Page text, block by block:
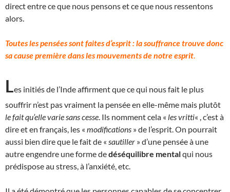
direct entre ce que nous pensons et ce que nous ressentons
alors.
Toutes les pensées sont faites d’esprit : la souffrance trouve donc
sa cause première dans les mouvements de notre esprit
Les initiés de l’Inde affirment que ce qui nous fait le plus
souffrir n’est pas vraiment la pensée en elle-même mais plutôt
le fait qu’elle varie sans cesse . Ils nomment cela « les vritti« , c’est à
dire et en français, les « modifications » de l’esprit. On pourrait
aussi bien dire que le fait de « sautiller » d’une pensée à une
autre engendre une forme dedéséquilibre mentalqui nous
prédispose au stress, à l’anxiété, etc.